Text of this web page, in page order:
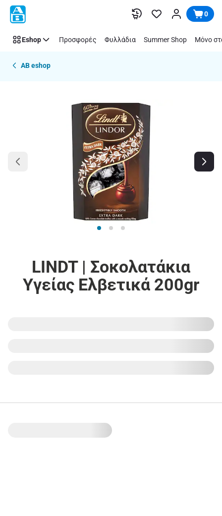
Παράλειψη 0
Eshop Προσφορές Φυλλάδια Summer Shop Μόνο
AB eshop
LINDT | Σοκολατάκια
Υγείας Ελβετικά 200gr